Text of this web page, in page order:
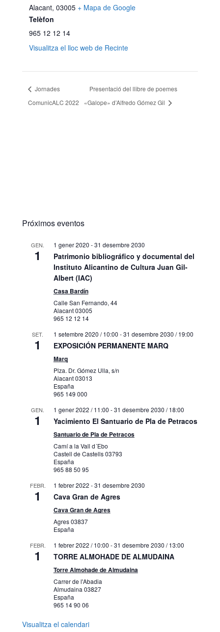
Alacant, 03005 + Mapa de Google
Telèfon
965 12 12 14
Visualitza el lloc web de Recinte
Jornades
ComunicALC 2022
Presentació del llibre de poemes
«Galope» d’Alfredo Gómez Gil
Próximos eventos
GEN.
1
1 gener 2020 -31 desembre 2030
Patrimonio bibliográfico y documental del
Instituto Alicantino de Cultura Juan Gil-
Albert (IAC)
Casa Bardín
Calle San Fernando, 44
Alacant03005
965 12 12 14
SET.
1
1 setembre 2020 / 10:00 -31 desembre 2030 / 19:00
EXPOSICIÓN PERMANENTE MARQ
Marq
Plza. Dr. Gómez Ulla, s/n
Alacant03013
España
965 149 000
GEN.
1
1 gener 2022 / 11:00 -31 desembre 2030 / 18:00
Yacimiento El Santuario de Pla de Petracos
Santuario de Pla de Petracos
Camí a la Vall d´Ebo
Castell de Castells03793
España
965 88 50 95
FEBR.
1
1 febrer 2022 -31 desembre 2030
Cava Gran de Agres
Cava Gran de Agres
Agres03837
España
FEBR.
1
1 febrer 2022 / 10:00 -31 desembre 2030 / 13:00
TORRE ALMOHADE DE ALMUDAINA
Torre Almohade de Almudaina
Carrer de l'Abadia
Almudaina 03827
España
965 14 90 06
Visualitza el calendari